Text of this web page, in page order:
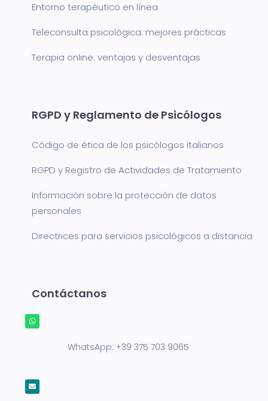
Entorno terapéutico en línea
Teleconsulta psicológica: mejores prácticas
Terapia online: ventajas y desventajas
RGPD y Reglamento de Psicólogos
Código de ética de los psicólogos italianos
RGPD y Registro de Actividades de Tratamiento
Información sobre la protección de datos
personales
Directrices para servicios psicológicos a distancia
Contáctanos
WhatsApp: +39 375 703 9065